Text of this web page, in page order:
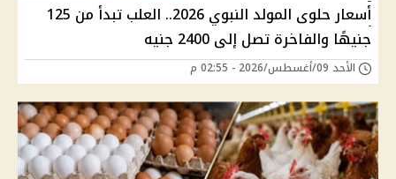
أسعار حلوى المولد النبوي 2026.. العلب تبدأ من 125
جنيهًا والفاخرة تصل إلى 2400 جنيه
الأحد 09/أغسطس/2026 - 02:55 م